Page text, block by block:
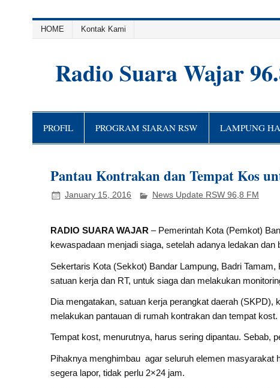
HOME Kontak Kami
Radio Suara Wajar
PROFIL PROGRAM SIARAN RSW LAMPUNG
Pantau Kontrakan dan Tempat Kos
January 15, 2016 News Update RSW 96,8 FM
RADIO SUARA WAJAR – Pemerintah Kota (Pemkot)
kewaspadaan menjadi siaga, setelah adanya ledakan
Sekertaris Kota (Sekkot) Bandar Lampung, Badri
satuan kerja dan RT, untuk siaga dan melakukan
Dia mengatakan, satuan kerja perangkat daerah
melakukan pantauan di rumah kontrakan dan tempat kost.
Tempat kost, menurutnya, harus sering dipantau. Sebab,
Pihaknya menghimbau agar seluruh elemen masyarakat
segera lapor, tidak perlu 2×24 jam.